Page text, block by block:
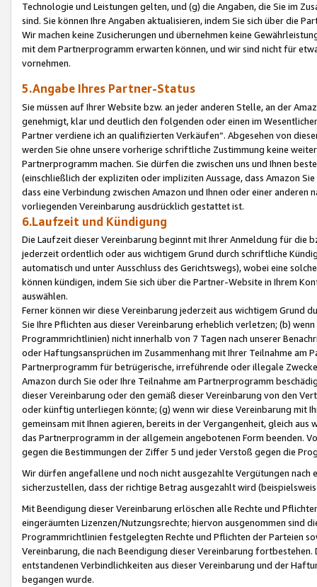
Technologie und Leistungen gelten, und (g) die Angaben, die Sie im
sind. Sie können Ihre Angaben aktualisieren, indem Sie sich über die
Wir machen keine Zusicherungen und übernehmen keine
mit dem Partnerprogramm erwarten können, und wir sind nicht für
vornehmen.
5.Angabe Ihres Partner-Status
Sie müssen auf Ihrer Website bzw. an jeder anderen Stelle, an der
genehmigt, klar und deutlich den folgenden oder einen im
Partner verdiene ich an qualifizierten Verkäufen“. Abgesehen von
werden Sie ohne unsere vorherige schriftliche Zustimmung keine
Partnerprogramm machen. Sie dürfen die zwischen uns und Ihnen
(einschließlich der expliziten oder impliziten Aussage, dass Amazon
dass eine Verbindung zwischen Amazon und Ihnen oder einer
vorliegenden Vereinbarung ausdrücklich gestattet ist.
6.Laufzeit und Kündigung
Die Laufzeit dieser Vereinbarung beginnt mit Ihrer Anmeldung für die
jederzeit ordentlich oder aus wichtigem Grund durch schriftliche
automatisch und unter Ausschluss des Gerichtswegs), wobei eine
können kündigen, indem Sie sich über die Partner-Website in Ihrem
auswählen.
Ferner können wir diese Vereinbarung jederzeit aus wichtigem Grund
Sie Ihre Pflichten aus dieser Vereinbarung erheblich verletzen; (b)
Programmrichtlinien) nicht innerhalb von 7 Tagen nach unserer
oder Haftungsansprüchen im Zusammenhang mit Ihrer Teilnahme am
Partnerprogramm für betrügerische, irreführende oder illegale
Amazon durch Sie oder Ihre Teilnahme am Partnerprogramm
dieser Vereinbarung oder den gemäß dieser Vereinbarung von den
oder künftig unterliegen könnte; (g) wenn wir diese Vereinbarung mit
gemeinsam mit Ihnen agieren, bereits in der Vergangenheit, gleich
das Partnerprogramm in der allgemein angebotenen Form beenden.
gegen die Bestimmungen der Ziffer 5 und jeder Verstoß gegen die
Wir dürfen angefallene und noch nicht ausgezahlte Vergütungen
sicherzustellen, dass der richtige Betrag ausgezahlt wird
Mit Beendigung dieser Vereinbarung erlöschen alle Rechte und
eingeräumten Lizenzen/Nutzungsrechte; hiervon ausgenommen sind
Programmrichtlinien festgelegten Rechte und Pflichten der Parteien
Vereinbarung, die nach Beendigung dieser Vereinbarung
entstandenen Verbindlichkeiten aus dieser Vereinbarung und der
begangen wurde.